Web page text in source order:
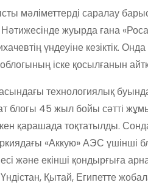
мәліметтерді саралау
жуырда ғана
үндеуіне кезіктік.
іске қосылғанын
технологиялық
блогы 45 жыл бойы сәтті
қарашада тоқтатылды.
«Аккую» АЭС үшінші
және екінші қондырғыға
Қытай, Египетте